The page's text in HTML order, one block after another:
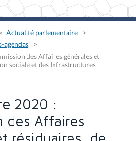
Actualité parlementaire
agendas
des Affaires générales et
sociale et des Infrastructures
2020 :
des Affaires
résiduaires, de